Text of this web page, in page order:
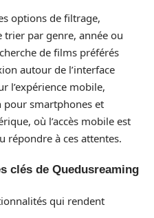
options de filtrage,
par genre, année ou
de films préférés
autour de l’interface
l’expérience mobile,
smartphones et
où l’accès mobile est
répondre à ces attentes.
clés de Quedusreaming
qui rendent